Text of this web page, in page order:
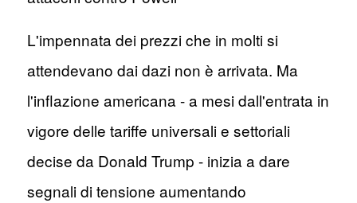
L'impennata dei prezzi che in molti si
attendevano dai dazi non è arrivata. Ma
l'inflazione americana - a mesi dall'entrata in
vigore delle tariffe universali e settoriali
decise da Donald Trump - inizia a dare
segnali di tensione aumentando